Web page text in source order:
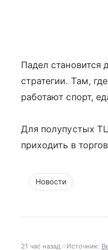
Падел становится
стратегии. Там,
работают спорт,
Для полупустых
приходить в
Новости
21 час назад Источник: